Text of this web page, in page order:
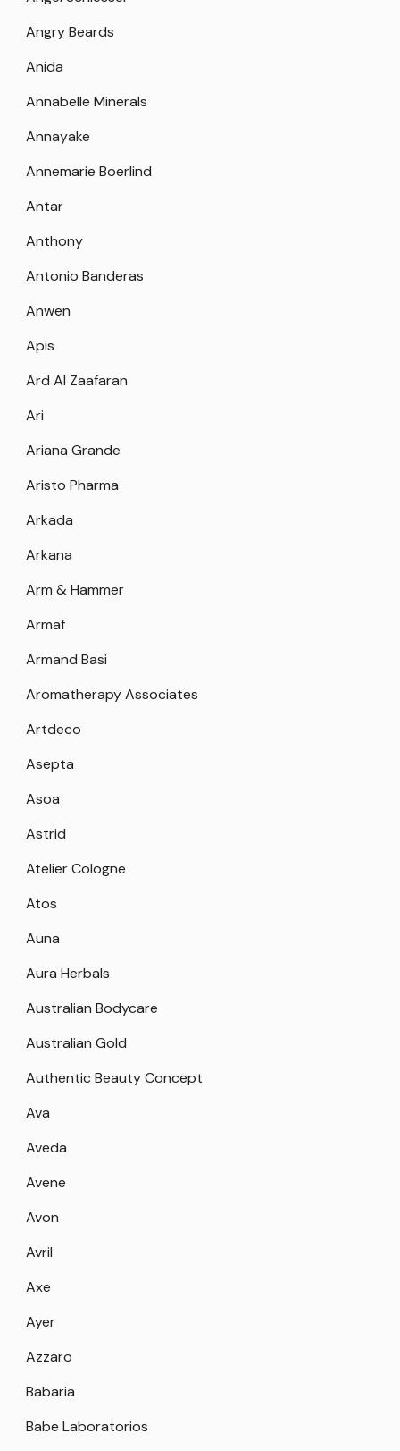
Angry Beards
Anida
Annabelle Minerals
Annayake
Annemarie Boerlind
Antar
Anthony
Antonio Banderas
Anwen
Apis
Ard Al Zaafaran
Ari
Ariana Grande
Aristo Pharma
Arkada
Arkana
Arm & Hammer
Armaf
Armand Basi
Aromatherapy Associates
Artdeco
Asepta
Asoa
Astrid
Atelier Cologne
Atos
Auna
Aura Herbals
Australian Bodycare
Australian Gold
Authentic Beauty Concept
Ava
Aveda
Avene
Avon
Avril
Axe
Ayer
Azzaro
Babaria
Babe Laboratorios